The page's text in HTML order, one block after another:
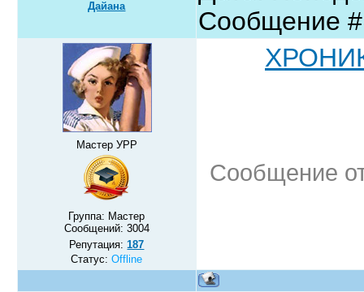
Дайана
Сообщение
Мастер УРР
Группа: Мастер
Сообщений: 3004
Репутация:187
Статус:Offline
Сообщение